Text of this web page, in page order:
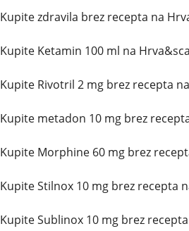
Kupite zdravila brez recepta na
Kupite Ketamin 100 ml na
Kupite Rivotril 2 mg brez recepta
Kupite metadon 10 mg brez
Kupite Morphine 60 mg brez
Kupite Stilnox 10 mg brez recepta
Kupite Sublinox 10 mg brez